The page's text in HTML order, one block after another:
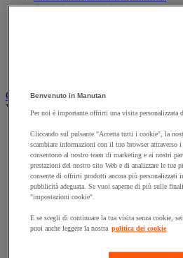
Carrello per carichi alti
Carrello a ripiani e rimorchio industriale
Vedi tutte le categorie
Accessori per carrello
Carrello a livello costante
Carrello a piattaforma
Carrello a rimorchio
Carrello con pareti a griglia
Carrello con ripiani
Carrello con sponda fissa e
Carrello contenitore
Benvenuto in Manutan
Per noi è importante offrirti una visita personalizzata
Cliccando sul pulsante "Accetta tutti i cookie", la
scambiare informazioni con il tuo browser attraverso
consentono al nostro team di marketing e ai nostri
prestazioni del nostro sito Web e di analizzare le tue
consente di offrirti prodotti ancora più personalizzati
pubblicità adeguata. Se vuoi saperne di più sulle
"impostazioni cookie".
E se scegli di continuare la tua visita senza cookie,
puoi anche leggere la nostra politica dei cookie